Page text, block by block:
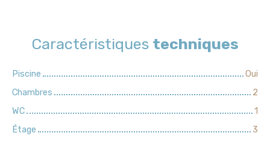
Caractéristiques techniques
Piscine
Oui
Chambres
2
WC
1
Étage
3